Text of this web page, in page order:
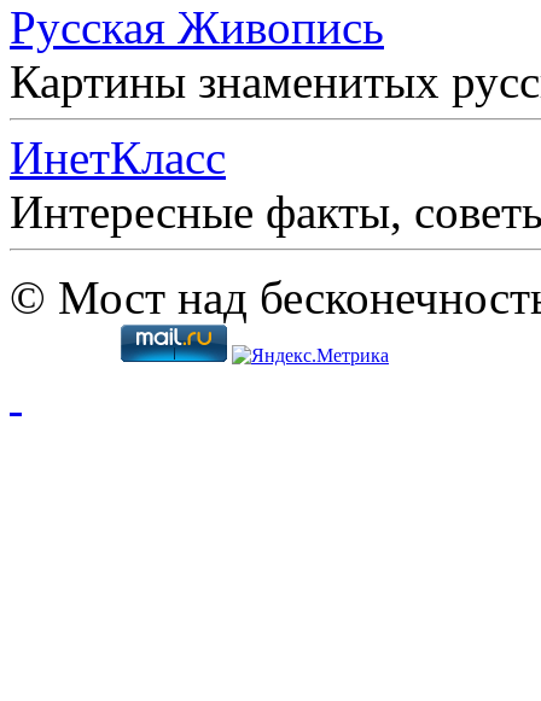
Русская Живопись
Картины знаменитых
ИнетКласс
Интересные факты,
© Мост над